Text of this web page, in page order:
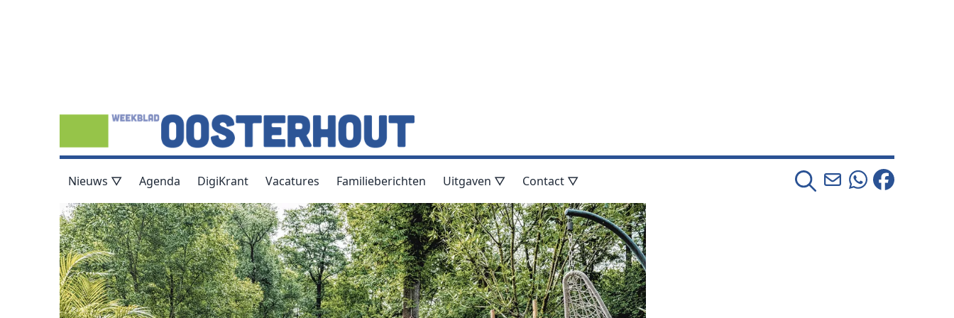
Nieuws ▽ Agenda DigiKrant Vacatures Familieberichten Uitgaven ▽ Contact ▽